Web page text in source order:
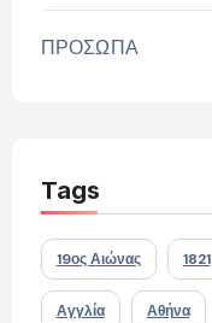
ΠΡΟΣΩΠΑ
Tags
19ος Αιώνας 1821
Αγγλία Αθήνα